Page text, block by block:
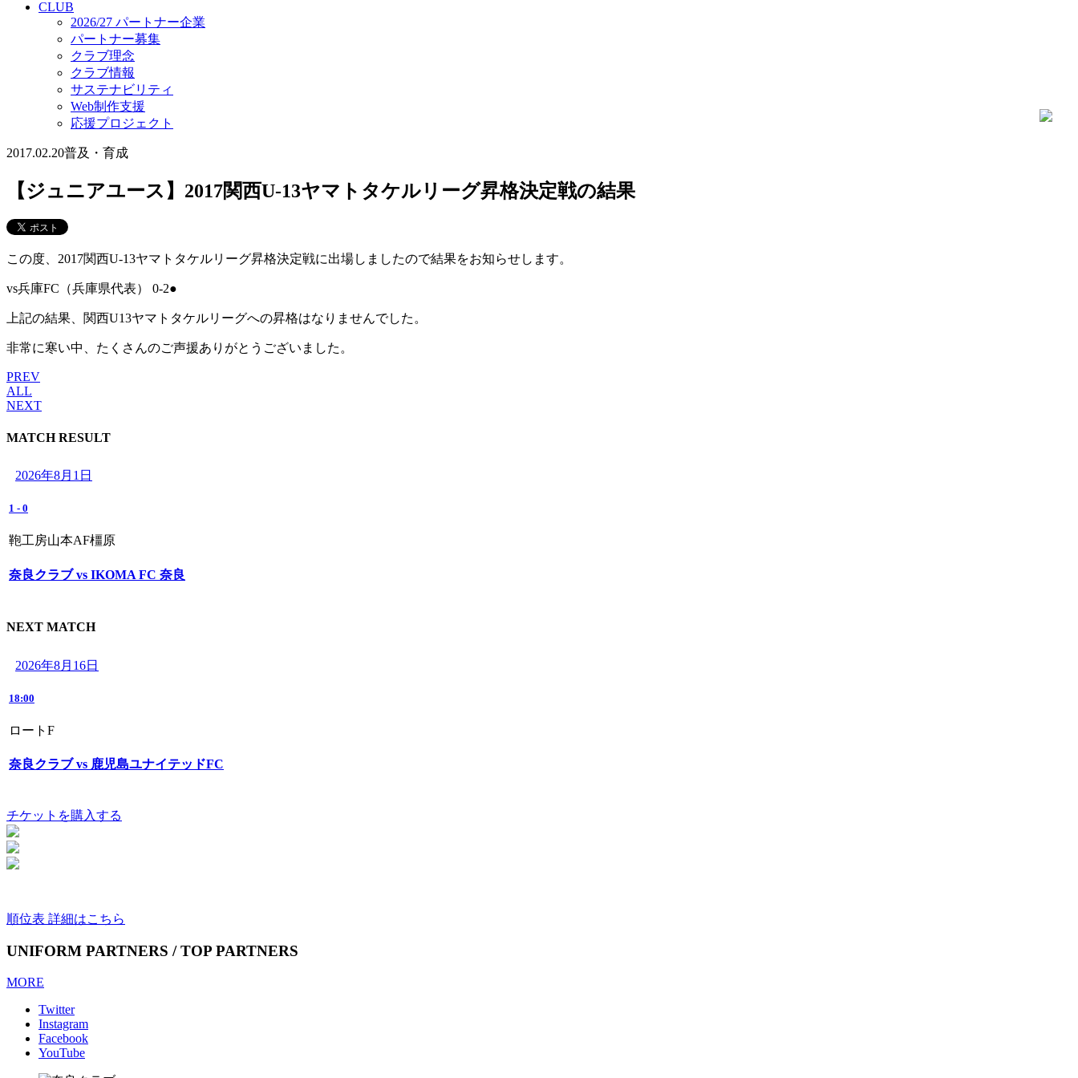
CLUB
2026/27 パートナー企業
パートナー募集
クラブ理念
クラブ情報
サステナビリティ
Web制作支援
応援プロジェクト
2017.02.20普及・育成
【ジュニアユース】2017関西U-13ヤマトタケルリーグ昇格決定戦の結果
この度、2017関西U-13ヤマトタケルリーグ昇格決定戦に出場しましたので結果をお知らせします。
vs兵庫FC（兵庫県代表） 0-2●
上記の結果、関西U13ヤマトタケルリーグへの昇格はなりませんでした。
非常に寒い中、たくさんのご声援ありがとうございました。
PREV
ALL
NEXT
MATCH RESULT
2026年8月1日
1 - 0
鞄工房山本AF橿原
奈良クラブ vs IKOMA FC 奈良
NEXT MATCH
2026年8月16日
18:00
ロートF
奈良クラブ vs 鹿児島ユナイテッドFC
チケットを購入する
順位表 詳細はこちら
UNIFORM PARTNERS / TOP PARTNERS
MORE
Twitter
Instagram
Facebook
YouTube